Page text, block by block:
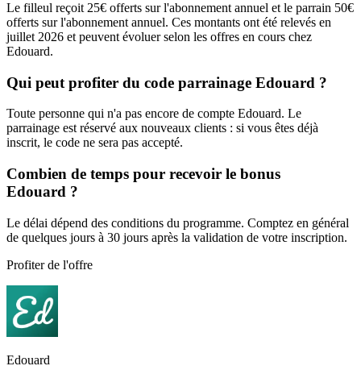
Le filleul reçoit 25€ offerts sur l'abonnement annuel et le parrain 50€
offerts sur l'abonnement annuel. Ces montants ont été relevés en
juillet 2026 et peuvent évoluer selon les offres en cours chez
Edouard.
Qui peut profiter du code parrainage Edouard ?
Toute personne qui n'a pas encore de compte Edouard. Le
parrainage est réservé aux nouveaux clients : si vous êtes déjà
inscrit, le code ne sera pas accepté.
Combien de temps pour recevoir le bonus
Edouard ?
Le délai dépend des conditions du programme. Comptez en général
de quelques jours à 30 jours après la validation de votre inscription.
Profiter de l'offre
Edouard